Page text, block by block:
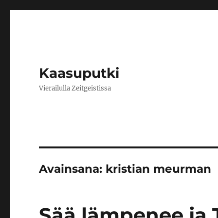
Kaasuputki
Vierailulla Zeitgeistissa
Avainsana: kristian meurman